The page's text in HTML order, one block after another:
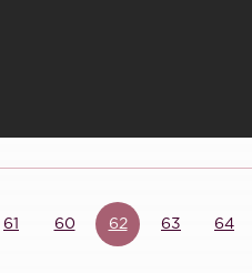
61 60 62 63 64